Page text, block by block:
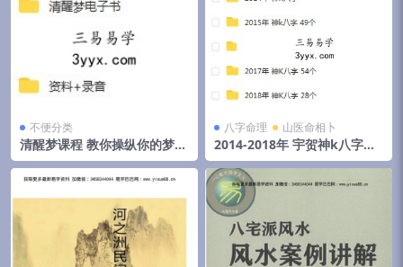
不便分类
清醒梦课程 教你操纵你的梦境
视频+音频+文档 移动云盘下载
八字命理 山医命相卜
2014-2018年 宇贺神k八字合
集 夸克网盘下载